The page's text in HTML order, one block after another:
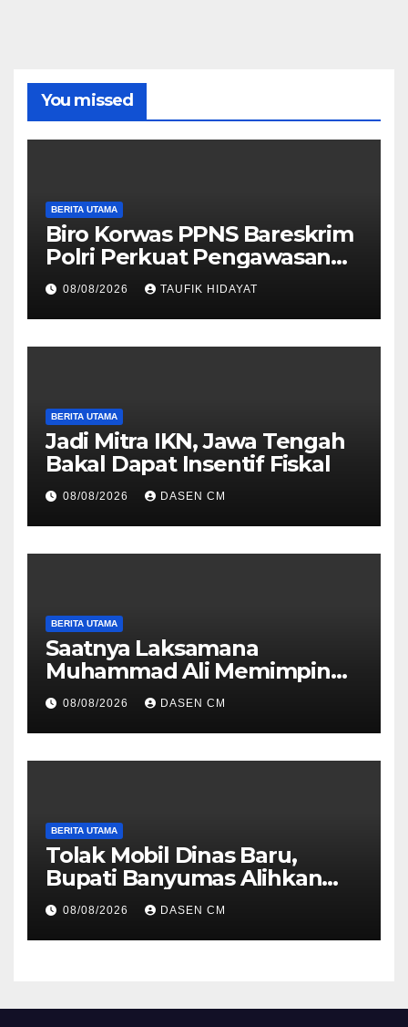
You missed
BERITA UTAMA
Biro Korwas PPNS Bareskrim
Polri Perkuat Pengawasan
untuk Dorong Penegakan
Hukum yang Profesional
08/08/2026 TAUFIK HIDAYAT
BERITA UTAMA
Jadi Mitra IKN, Jawa Tengah
Bakal Dapat Insentif Fiskal
08/08/2026 DASEN CM
BERITA UTAMA
Saatnya Laksamana
Muhammad Ali Memimpin
TNI: Menjaga Keseimbangan
Politik dan Soliditas
Antarmatra
08/08/2026 DASEN CM
BERITA UTAMA
Tolak Mobil Dinas Baru,
Bupati Banyumas Alihkan
Anggaran Rp 1,7 Miliar untuk
90 Motor Listrik
08/08/2026 DASEN CM